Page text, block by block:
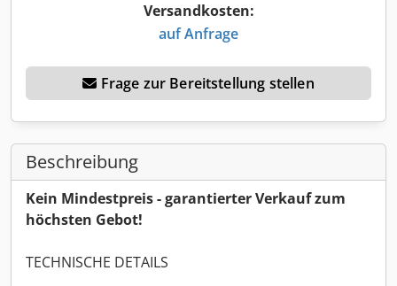
Versandkosten:
auf Anfrage
Frage zur Bereitstellung stellen
Beschreibung
Kein Mindestpreis - garantierter Verkauf zum
höchsten Gebot!
TECHNISCHE DETAILS